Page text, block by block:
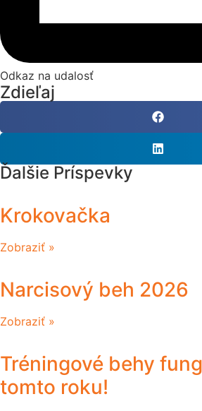
Odkaz na udalosť
Zdieľaj
Ďalšie Príspevky
Krokovačka
Zobraziť »
Narcisový beh 2026
Zobraziť »
Tréningové behy
tomto roku!